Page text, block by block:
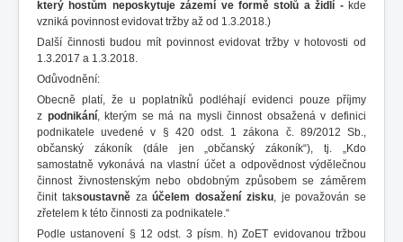
který hostům neposkytuje zázemí ve formě stolů a židlí - kde
vzniká povinnost evidovat tržby až od 1.3.2018.)
Další činnosti budou mít povinnost evidovat tržby v hotovosti od
1.3.2017 a 1.3.2018.
Odůvodnění:
Obecně platí, že u poplatníků podléhají evidenci pouze příjmy
z podnikání, kterým se má na mysli činnost obsažená v definici
podnikatele uvedené v § 420 odst. 1 zákona č. 89/2012 Sb.,
občanský zákoník (dále jen „občanský zákoník“), tj. „Kdo
samostatně vykonává na vlastní účet a odpovědnost výdělečnou
činnost živnostenským nebo obdobným způsobem se záměrem
činit taksoustavnězaúčelem dosažení zisku, je považován se
zřetelem k této činnosti za podnikatele.“
Podle ustanovení § 12 odst. 3 písm. h) ZoET evidovanou tržbou